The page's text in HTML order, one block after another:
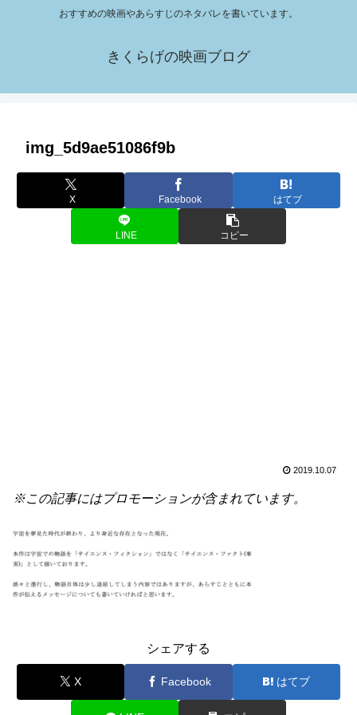
おすすめの映画やあらすじのネタバレを書いています。
きくらげの映画ブログ
img_5d9ae51086f9b
X Facebook はてブ
LINE コピー
2019.10.07
※この記事にはプロモーションが含まれています。
シェアする
X Facebook はてブ